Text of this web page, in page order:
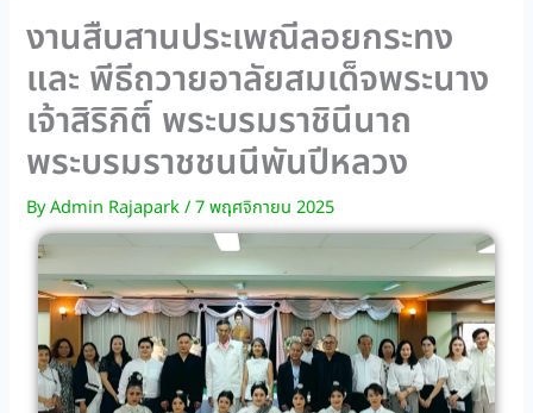
งานสืบสานประเพณีลอยกระทง
และ พีธีถวายอาลัยสมเด็จพระนาง
เจ้าสิริกิติ์ พระบรมราชินีนาถ
พระบรมราชชนนีพันปีหลวง
ByAdmin Rajapark/7 พฤศจิกายน 2025